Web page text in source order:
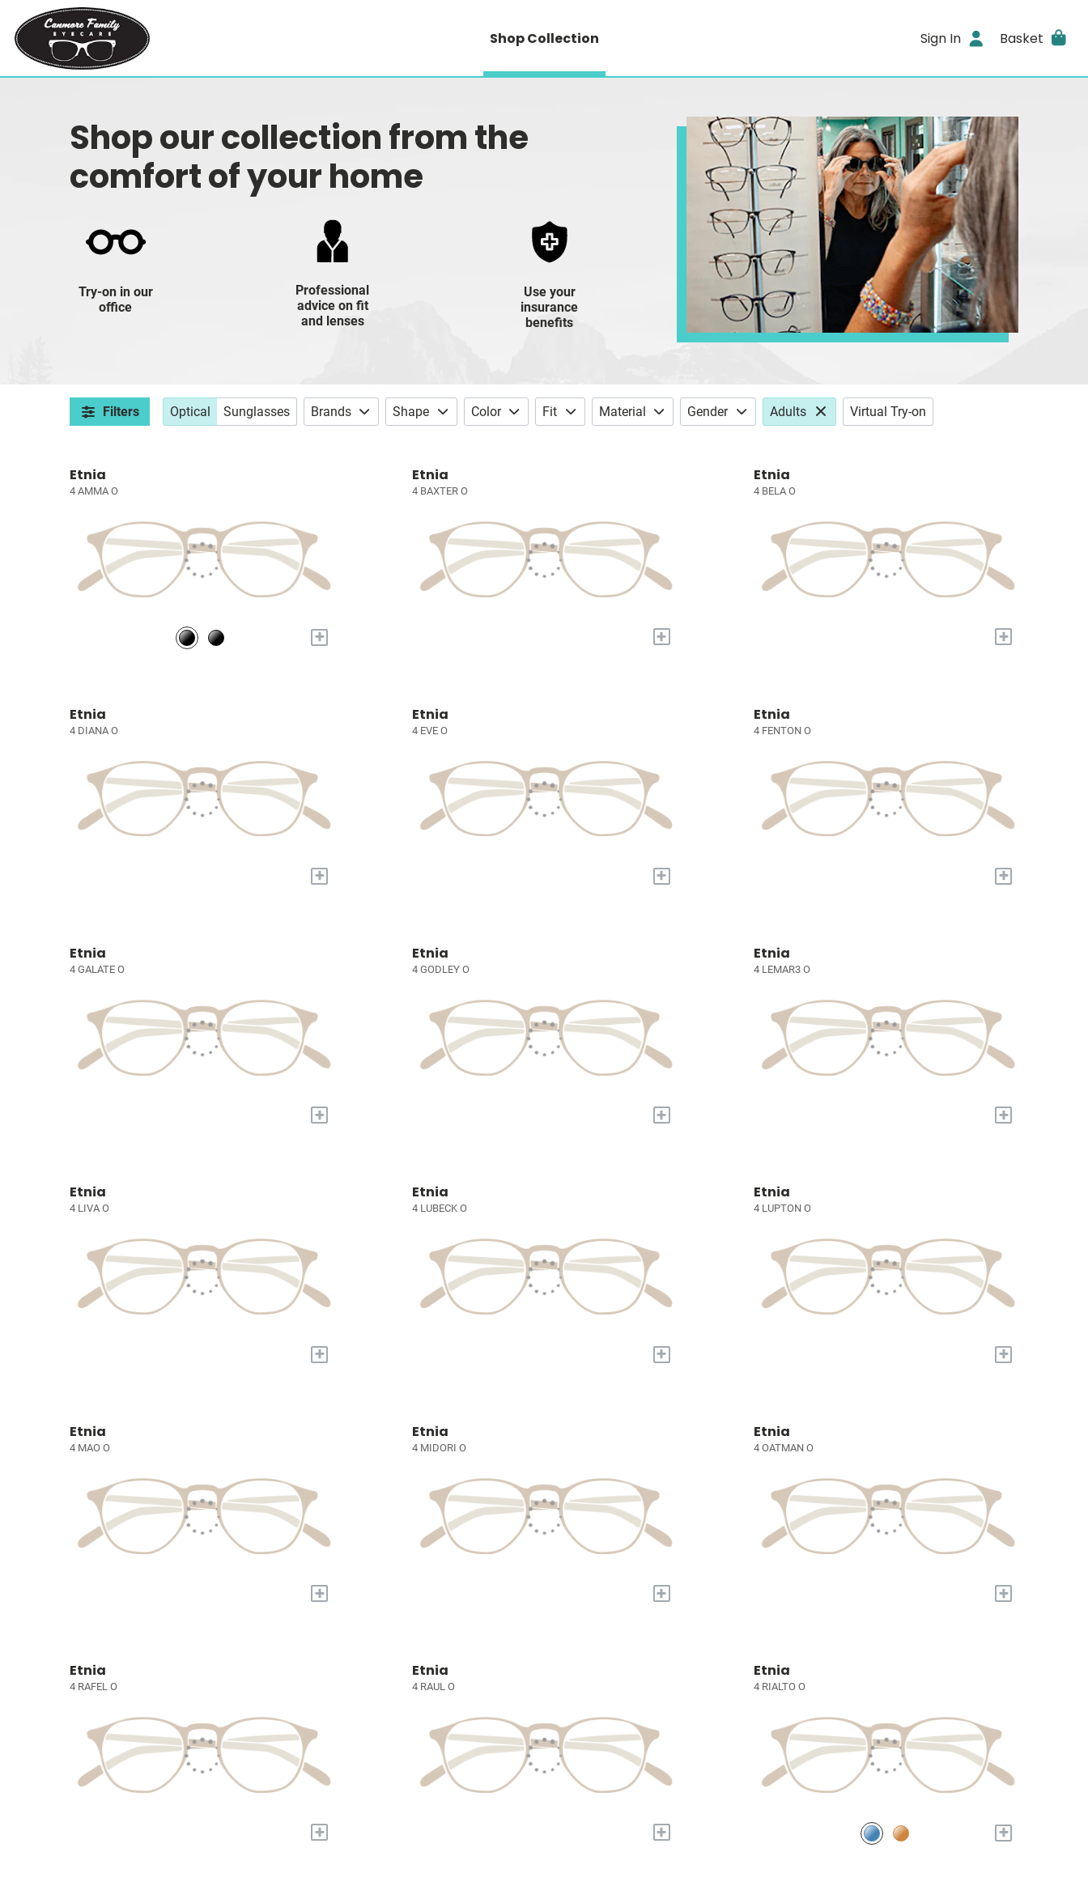
Shop Collection Sign In Basket
Shop our collection from the
comfort of your home
Try-on in our
office
Professional
advice on fit
and lenses
Use your
insurance
benefits
Filters Optical Sunglasses Brands Shape Color Fit Material Gender Adults Virtual Try-on
Etnia
4 AMMA O
+
Etnia
4 BAXTER O
+
Etnia
4 BELA O
+
Etnia
4 DIANA O
+
Etnia
4 EVE O
+
Etnia
4 FENTON O
+
Etnia
4 GALATE O
+
Etnia
4 GODLEY O
+
Etnia
4 LEMAR3 O
+
Etnia
4 LIVA O
+
Etnia
4 LUBECK O
+
Etnia
4 LUPTON O
+
Etnia
4 MAO O
+
Etnia
4 MIDORI O
+
Etnia
4 OATMAN O
+
Etnia
4 RAFEL O
+
Etnia
4 RAUL O
+
Etnia
4 RIALTO O
+